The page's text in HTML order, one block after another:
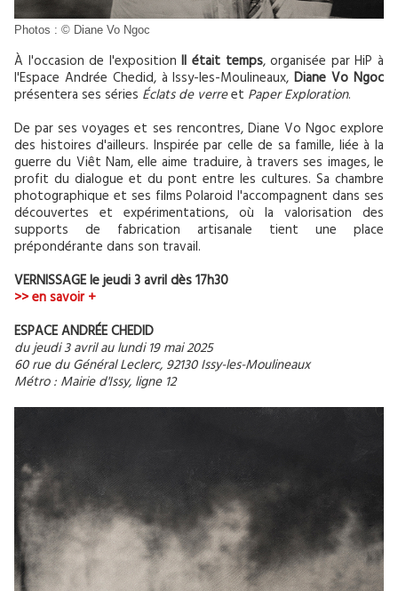
Photos : © Diane Vo Ngoc
À l'occasion de l'expositionIl était temps, organisée par HiP à
l'Espace Andrée Chedid, à Issy-les-Moulineaux,Diane Vo Ngoc
présentera ses séries Éclats de verreet Paper Exploration.
De par ses voyages et ses rencontres, Diane Vo Ngoc explore
des histoires d'ailleurs. Inspirée par celle de sa famille, liée à la
guerre du Viêt Nam, elle aime traduire, à travers ses images, le
profit du dialogue et du pont entre les cultures. Sa chambre
photographique et ses films Polaroid l'accompagnent dans ses
découvertes et expérimentations, où la valorisation des
supports de fabrication artisanale tient une place
prépondérante dans son travail.
VERNISSAGE le jeudi 3 avril dès 17h30
>> en savoir +
ESPACE ANDRÉE CHEDID
du jeudi 3 avril au lundi 19 mai 2025
60 rue du Général Leclerc, 92130 Issy-les-Moulineaux
Métro : Mairie d'Issy, ligne 12